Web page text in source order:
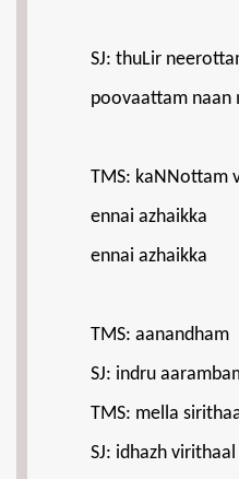
SJ: thuLir
poovaattam naan
TMS: kaNNottam
ennai azhaikka
ennai azhaikka
TMS: aanandham
SJ: indru
TMS: mella
SJ: idhazh